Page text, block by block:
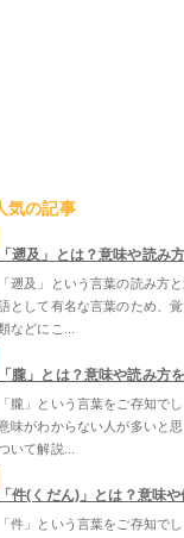
気の記事
「遡及」とは？意味や読み
「遡及」という言葉の読み方
として有名な言葉のため、
などにこ...
「朧」とは？意味や読み方
「朧」という言葉をご存知で
味がわからない人が多いと
いて解説...
「件(くだん)」とは？意味
「件」という言葉をご存知で